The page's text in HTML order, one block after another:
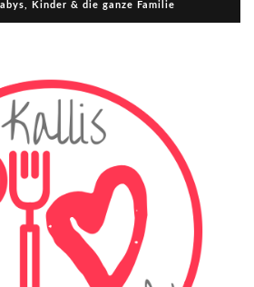
Kinder & die ganze Familie